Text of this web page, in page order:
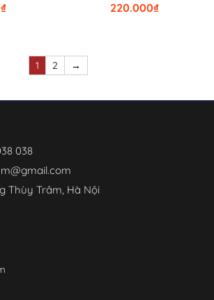
₫ ₫
220.000
1 2 →
038
Thùy Trâm, Hà Nội